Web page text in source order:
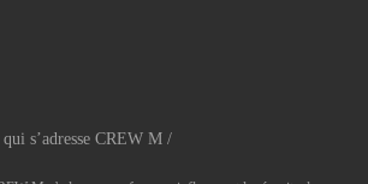
s’adresse CREW M /